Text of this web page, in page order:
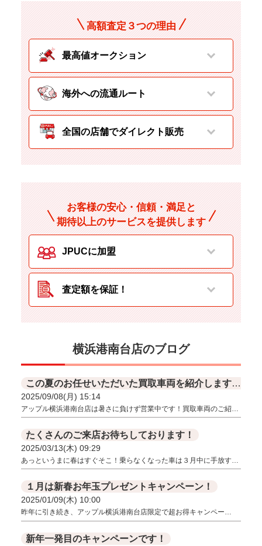
高額査定３つの理由
最高値オークション
海外への流通ルート
全国の店舗でダイレクト販売
お客様の安心・信頼・満足と
期待以上のサービスを提供します
JPUCに加盟
査定額を保証！
横浜港南台店のブログ
この夏のお任せいただいた買取車両を紹介します！
2025/09/08(月) 15:14
アップル横浜港南台店は暑さに負けず営業中です！買取車両のご紹…
たくさんのご来店お待ちしております！
2025/03/13(木) 09:29
あっというまに春はすぐそこ！乗らなくなった車は３月中に手放す…
１月は新春お年玉プレゼントキャンペーン！
2025/01/09(木) 10:00
昨年に引き続き、アップル横浜港南台店限定で 超お得キャンペー…
新年一発目のキャンペーンです！